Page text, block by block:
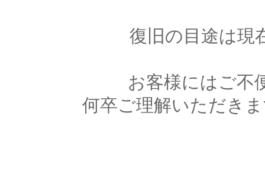
復旧の目途は現
お客様にはご不
何卒ご理解いただき